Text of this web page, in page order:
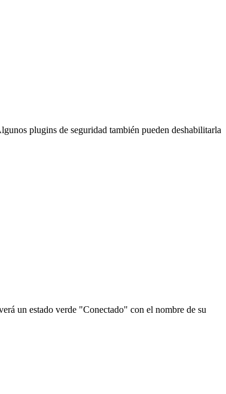
plugins de seguridad también pueden deshabilitarla
un estado verde "Conectado" con el nombre de su